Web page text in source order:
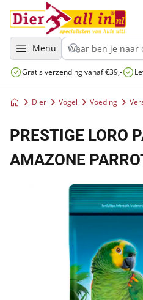
Menu
Gratis verzending vanaf €39,-
Dier Vogel Voeding
PRESTIGE LORO
AMAZONE